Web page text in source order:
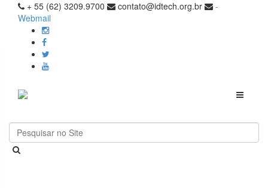
+ 55 (62) 3209.9700 contato@idtech.org.br
-
Webmail
Toggle